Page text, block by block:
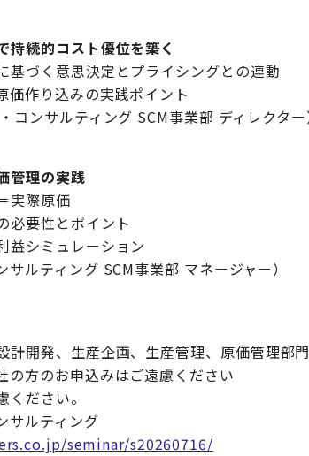
持続的コスト優位を築く
づく意思決定とプライシングとの連動
作り込みの実践ポイント
ンサルティング SCM事業部 ディレクタ
管理の実践
実際原価
必要性とポイント
益シミュレーション
ルティング SCM事業部 マネージャー）
開発、生産企画、生産管理、原価管理部
方のお申込みはご遠慮ください
ださい。
ルティング
seminar/s20260716/